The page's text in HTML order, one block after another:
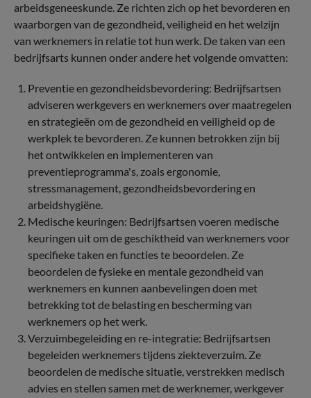
arbeidsgeneeskunde. Ze richten zich op het bevorderen en
waarborgen van de gezondheid, veiligheid en het welzijn
van werknemers in relatie tot hun werk. De taken van een
bedrijfsarts kunnen onder andere het volgende omvatten:
Preventie en gezondheidsbevordering: Bedrijfsartsen
adviseren werkgevers en werknemers over maatregelen
en strategieën om de gezondheid en veiligheid op de
werkplek te bevorderen. Ze kunnen betrokken zijn bij
het ontwikkelen en implementeren van
preventieprogramma's, zoals ergonomie,
stressmanagement, gezondheidsbevordering en
arbeidshygiëne.
Medische keuringen: Bedrijfsartsen voeren medische
keuringen uit om de geschiktheid van werknemers voor
specifieke taken en functies te beoordelen. Ze
beoordelen de fysieke en mentale gezondheid van
werknemers en kunnen aanbevelingen doen met
betrekking tot de belasting en bescherming van
werknemers op het werk.
Verzuimbegeleiding en re-integratie: Bedrijfsartsen
begeleiden werknemers tijdens ziekteverzuim. Ze
beoordelen de medische situatie, verstrekken medisch
advies en stellen samen met de werknemer, werkgever